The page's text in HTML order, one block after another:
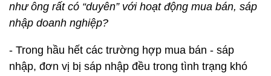
như ông rất có “duyên” với hoạt động mua bán, sáp
nhập doanh nghiệp?
- Trong hầu hết các trường hợp mua bán - sáp
nhập, đơn vị bị sáp nhập đều trong tình trạng khó